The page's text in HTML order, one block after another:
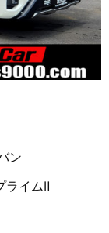
ン
ライムⅡ